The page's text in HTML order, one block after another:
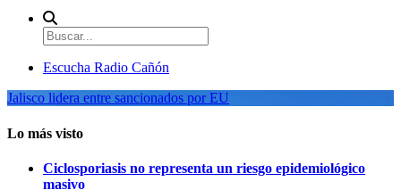
Escucha Radio Cañón
Jalisco lidera entre sancionados por EU
Lo más visto
Ciclosporiasis no representa un riesgo epidemiológico
masivo